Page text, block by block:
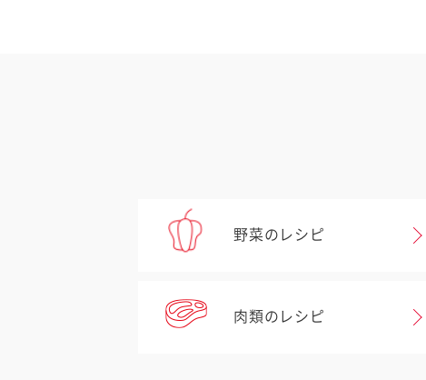
野菜のレシピ
肉類のレシピ